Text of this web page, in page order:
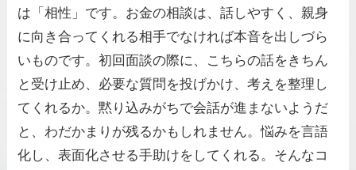
は「相性」です。お金の相談は、話しやすく、親身
に向き合ってくれる相手でなければ本音を出しづら
いものです。初回面談の際に、こちらの話をきちん
と受け止め、必要な質問を投げかけ、考えを整理し
てくれるか。黙り込みがちで会話が進まないようだ
と、わだかまりが残るかもしれません。悩みを言語
化し、表面化させる手助けをしてくれる。そんなコ